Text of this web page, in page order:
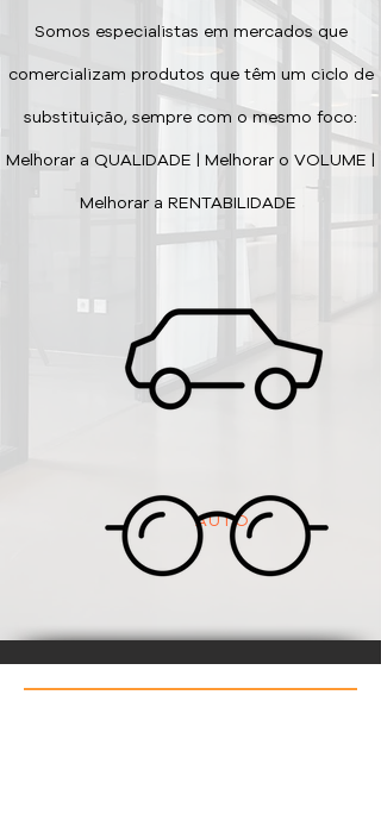
Somos especialistas em mercadosque
comercializam produtos que têm um ciclo de
substituição, sempre com o mesmo foco:
Melhorar a QUALIDADE | Melhorar o VOLUME |
Melhorar a RENTABILIDADE
AUTO